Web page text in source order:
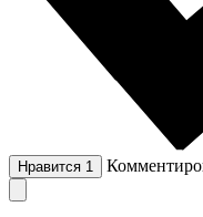
Нравится 1